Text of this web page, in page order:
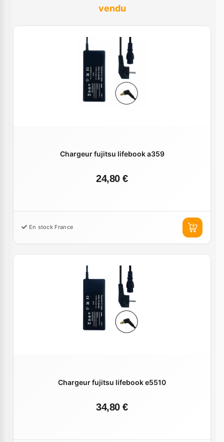
vendu
Chargeur fujitsu lifebook a359
24,80 €
En stock France
Chargeur fujitsu lifebook e5510
34,80 €